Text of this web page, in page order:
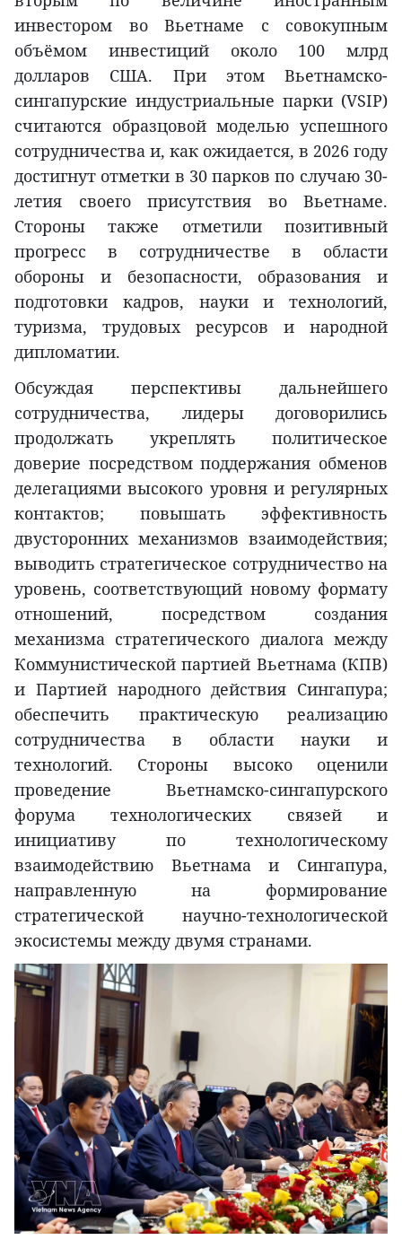
инвестором во Вьетнаме с совокупным
объёмом инвестиций около 100 млрд
долларов США. При этом Вьетнамско-
сингапурские индустриальные парки (VSIP)
считаются образцовой моделью успешного
сотрудничества и, как ожидается, в 2026 году
достигнут отметки в 30 парков по случаю 30-
летия своего присутствия во Вьетнаме.
Стороны также отметили позитивный
прогресс в сотрудничестве в области
обороны и безопасности, образования и
подготовки кадров, науки и технологий,
туризма, трудовых ресурсов и народной
дипломатии.
Обсуждая перспективы дальнейшего
сотрудничества, лидеры договорились
продолжать укреплять политическое
доверие посредством поддержания обменов
делегациями высокого уровня и регулярных
контактов; повышать эффективность
двусторонних механизмов взаимодействия;
выводить стратегическое сотрудничество на
уровень, соответствующий новому формату
отношений, посредством создания
механизма стратегического диалога между
Коммунистической партией Вьетнама (КПВ)
и Партией народного действия Сингапура;
обеспечить практическую реализацию
сотрудничества в области науки и
технологий. Стороны высоко оценили
проведение Вьетнамско-сингапурского
форума технологических связей и
инициативу по технологическому
взаимодействию Вьетнама и Сингапура,
направленную на формирование
стратегической научно-технологической
экосистемы между двумя странами.